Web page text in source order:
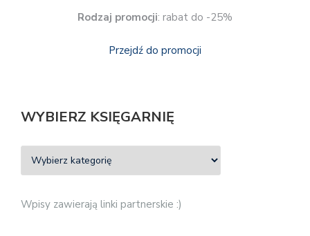
Rodzaj promocji: rabat do -25%
Przejdź do promocji
WYBIERZ KSIĘGARNIĘ
Wpisy zawierają linki partnerskie :)